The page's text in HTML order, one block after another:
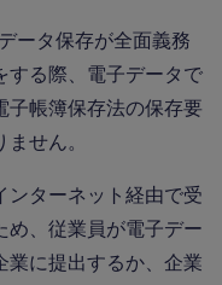
ータ保存が全面義務
する際、電子データで
子帳簿保存法の保存要
せん。
ンターネット経由で受
め、従業員が電子デー
業に提出するか、企業